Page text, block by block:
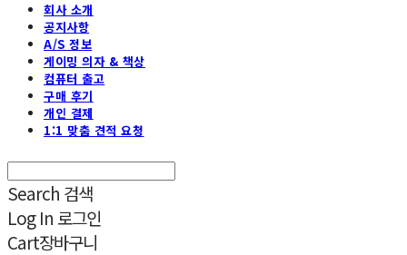
회사 소개
공지사항
A/S 정보
게이밍 의자 & 책상
컴퓨터 출고
구매 후기
개인 결제
1:1 맞춤 견적 요청
Search 검색
Log In 로그인
Cart장바구니